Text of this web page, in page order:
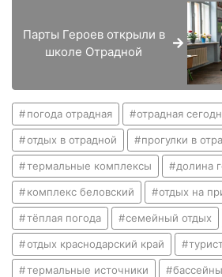
Парты Героев открыли в
школе Отрадной
погода отрадная отрадная
отдых в отрадной прогулки в
термальные комплексы долина
комплекс беловский отдых на
тёплая погода семейный отдых
отдых краснодарский край
термальные источники